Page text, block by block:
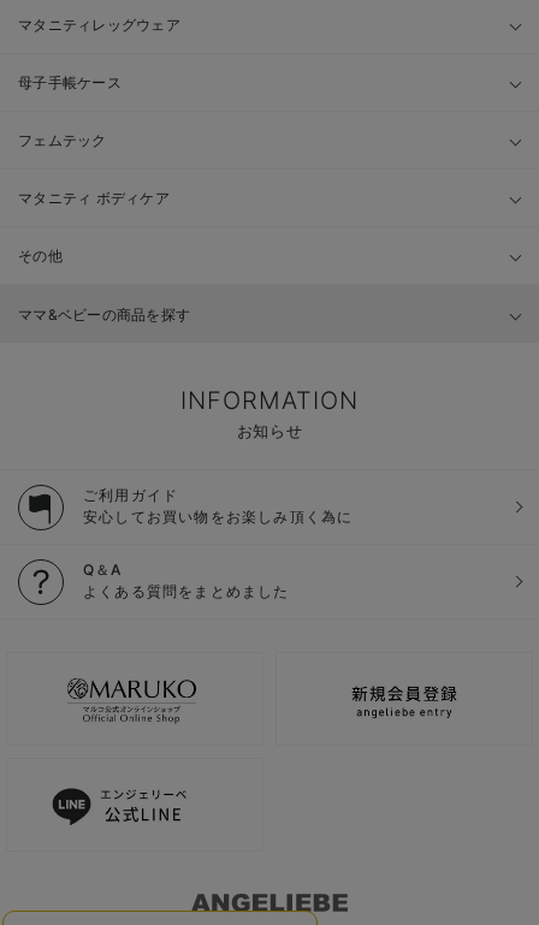
マタニティレッグウェア
母子手帳ケース
フェムテック
マタニティ ボディケア
その他
ママ&ベビーの商品を探す
INFORMATION
お知らせ
ご利用ガイド
安心してお買い物をお楽しみ頂く為に
Q＆A
よくある質問をまとめました